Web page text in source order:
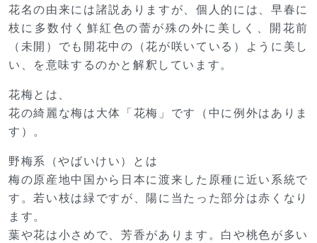
花名の由来には諸説ありますが、個人的には、早春に
枝に多数付く鮮紅色の蕾が殊の外に美しく、開花前
（未開）でも開花中の（花が咲いている）ように美し
い、を意味するのかと解釈しています。
花梅とは、
花の綺麗な梅は大体「花梅」です（中に例外はありま
す）。
野梅系（やばいけい）とは
梅の原産地中国から日本に渡来した原種に近い系統で
す。若い枝は緑ですが、陽に当たった部分は赤くなり
ます。
葉や花は小さめで、芳香があります。白や桃色が多い